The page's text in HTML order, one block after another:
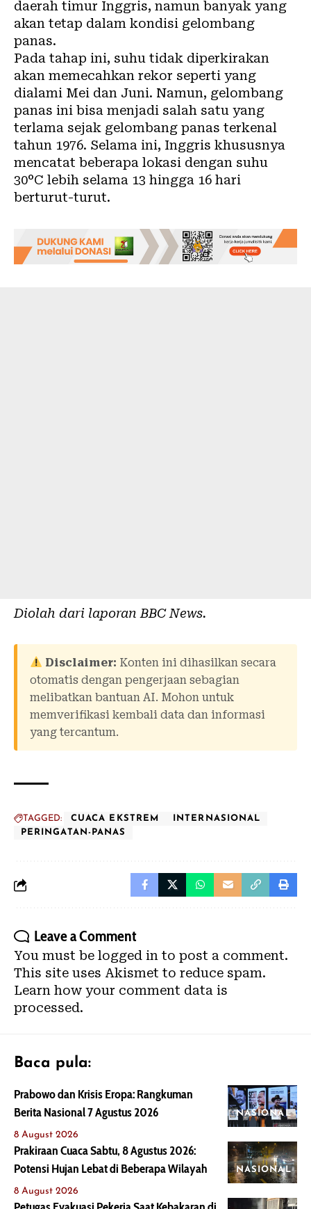
daerah timur Inggris, namun banyak yang
akan tetap dalam kondisi gelombang
panas.
Pada tahap ini, suhu tidak diperkirakan
akan memecahkan rekor seperti yang
dialami Mei dan Juni. Namun, gelombang
panas ini bisa menjadi salah satu yang
terlama sejak gelombang panas terkenal
tahun 1976. Selama ini, Inggris khususnya
mencatat beberapa lokasi dengan suhu
30°C lebih selama 13 hingga 16 hari
berturut-turut.
Diolah dari laporan BBC News.
Disclaimer: Konten ini dihasilkan secara
otomatis dengan pengerjaan sebagian
melibatkan bantuan AI. Mohon untuk
memverifikasi kembali data dan informasi
yang tercantum.
TAGGED: CUACA EKSTREM
INTERNASIONAL
PERINGATAN-PANAS
Leave a Comment
You must be logged in to post a comment.
This site uses Akismet to reduce spam.
Learn how your comment data is
processed.
Baca pula:
NASIONAL
Prabowo dan Krisis Eropa: Rangkuman
Berita Nasional 7 Agustus 2026
8 August 2026
NASIONAL
Prakiraan Cuaca Sabtu, 8 Agustus 2026:
Potensi Hujan Lebat di Beberapa Wilayah
8 August 2026